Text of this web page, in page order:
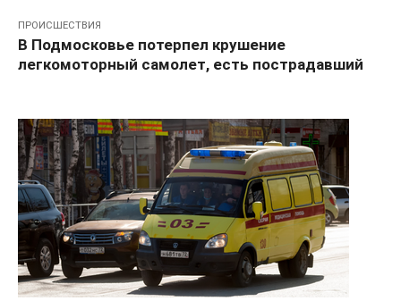
ПРОИСШЕСТВИЯ
В Подмосковье потерпел крушение
легкомоторный самолет, есть пострадавший